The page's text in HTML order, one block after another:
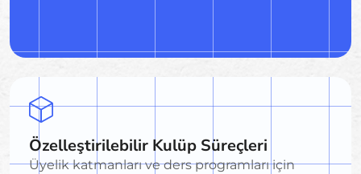
Özelleştirilebilir Kulüp Süreçleri
Üyelik katmanları ve ders programları için